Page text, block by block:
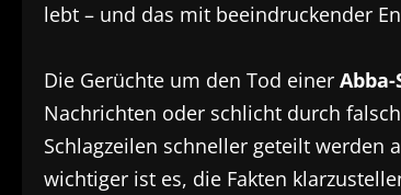
lebt – und das mit beeindruckender
Die Gerüchte um den Tod einer
Nachrichten oder schlicht durch
Schlagzeilen schneller geteilt
wichtiger ist es, die Fakten